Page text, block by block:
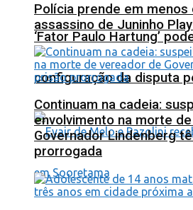
‘Fator Paulo Hartung’
configuração da disputa
Polícia prende em menos
assassino de Juninho
Continuam na cadeia:
envolvimento na morte
Governador Lindenberg
prorrogada